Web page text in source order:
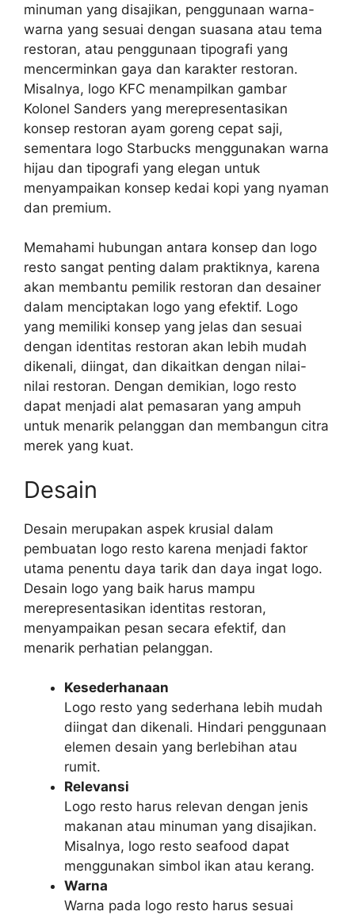
minuman yang disajikan, penggunaan warna-
warna yang sesuai dengan suasana atau tema
restoran, atau penggunaan tipografi yang
mencerminkan gaya dan karakter restoran.
Misalnya, logo KFC menampilkan gambar
Kolonel Sanders yang merepresentasikan
konsep restoran ayam goreng cepat saji,
sementara logo Starbucks menggunakan warna
hijau dan tipografi yang elegan untuk
menyampaikan konsep kedai kopi yang nyaman
dan premium.
Memahami hubungan antara konsep dan logo
resto sangat penting dalam praktiknya, karena
akan membantu pemilik restoran dan desainer
dalam menciptakan logo yang efektif. Logo
yang memiliki konsep yang jelas dan sesuai
dengan identitas restoran akan lebih mudah
dikenali, diingat, dan dikaitkan dengan nilai-
nilai restoran. Dengan demikian, logo resto
dapat menjadi alat pemasaran yang ampuh
untuk menarik pelanggan dan membangun citra
merek yang kuat.
Desain
Desain merupakan aspek krusial dalam
pembuatan logo resto karena menjadi faktor
utama penentu daya tarik dan daya ingat logo.
Desain logo yang baik harus mampu
merepresentasikan identitas restoran,
menyampaikan pesan secara efektif, dan
menarik perhatian pelanggan.
Kesederhanaan
Logo resto yang sederhana lebih mudah
diingat dan dikenali. Hindari penggunaan
elemen desain yang berlebihan atau
rumit.
Relevansi
Logo resto harus relevan dengan jenis
makanan atau minuman yang disajikan.
Misalnya, logo resto seafood dapat
menggunakan simbol ikan atau kerang.
Warna
Warna pada logo resto harus sesuai